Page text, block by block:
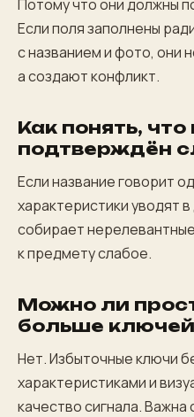
Потому что они должны
Если поля заполнены
с названием и фото, они
а создают конфликт.
Как понять,
подтверждён
Если название говорит
характеристики уводят
собирает
к предмету слабое.
Можно ли
больше
Нет. Избыточные ключи
характеристиками и
качество сигнала. Важна